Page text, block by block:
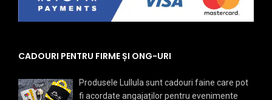
CADOURI PENTRU FIRME ȘI ONG-URI
Produsele Lullula sunt cadouri faine care pot
fi acordate angajaților pentru evenimente